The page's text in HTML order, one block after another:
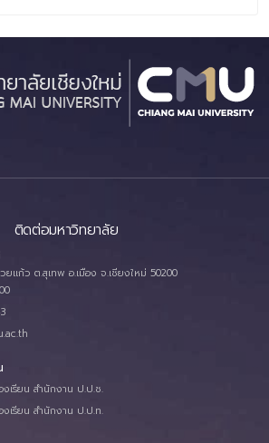
ติดต่อมหาวิทยาลัย
แก้ว ต.สุเทพ อ.เมือง จ.เชียงใหม่ 50200
งเรียน สำนักงาน ป.ป.ช.
งเรียน สำนักงาน ป.ป.ท.